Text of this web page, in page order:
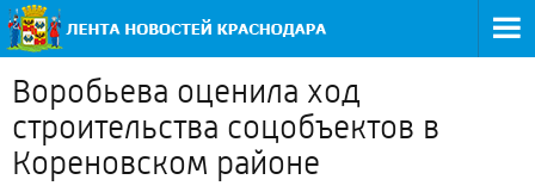
Воробьева оценила ход
строительства соцобъектов в
Кореновском районе